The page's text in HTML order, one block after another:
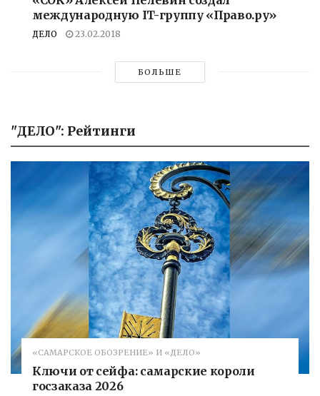
международную IT-группу «Право.ру»
ДЕЛО 23.02.2018
БОЛЬШЕ
"ДЕЛО": Рейтинги
«САМАРСКОЕ ОБОЗРЕНИЕ» И «ДЕЛО»
Ключи от сейфа: самарские короли
госзаказа 2026